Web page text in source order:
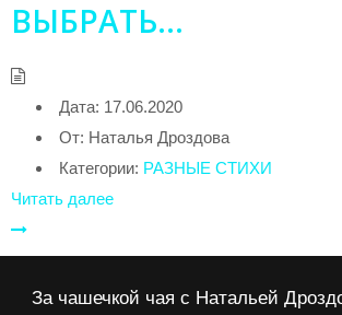
ВЫБРАТЬ…
Дата: 17.06.2020
От: Наталья Дроздова
Категории: РАЗНЫЕ СТИХИ
Читать далее
За чашечкой чая с Натальей